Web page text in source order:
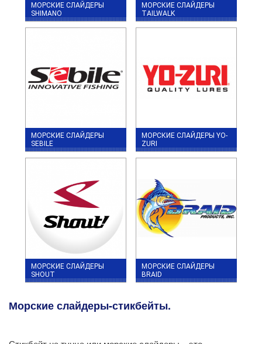
МОРСКИЕ СЛАЙДЕРЫ
SHIMANO
МОРСКИЕ СЛАЙДЕРЫ
TAILWALK
МОРСКИЕ СЛАЙДЕРЫ
SEBILE
МОРСКИЕ СЛАЙДЕРЫ YO-
ZURI
МОРСКИЕ СЛАЙДЕРЫ
SHOUT
МОРСКИЕ СЛАЙДЕРЫ
BRAID
Морские слайдеры-стикбейты.